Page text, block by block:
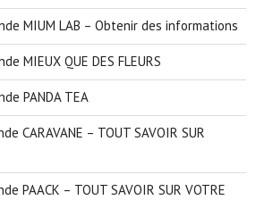
MIUM LAB – Obtenir des informations
MIEUX QUE DES FLEURS
PANDA TEA
CARAVANE – TOUT SAVOIR SUR
PAACK – TOUT SAVOIR SUR VOTRE